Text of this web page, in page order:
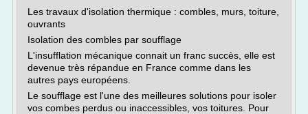
Les travaux d'isolation thermique : combles, murs, toiture,
ouvrants
Isolation des combles par soufflage
L'insufflation mécanique connait un franc succès, elle est
devenue très répandue en France comme dans les
autres pays européens.
Le soufflage est l'une des meilleures solutions pour isoler
vos combes perdus ou inaccessibles, vos toitures. Pour